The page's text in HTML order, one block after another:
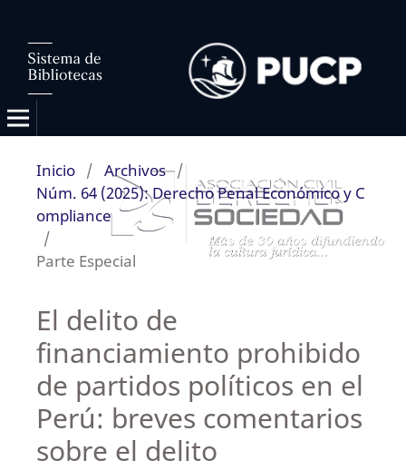
Inicio / Archivos /
Núm. 64 (2025): Derecho Penal Económico y C
ompliance
/
Parte Especial
El delito de
financiamiento prohibido
de partidos políticos en el
Perú: breves comentarios
sobre el delito